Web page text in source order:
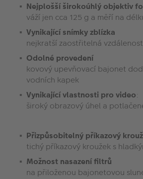
Nejplošší širokoúhlý objektiv
váží jen cca 125 g a měří na
Vynikající snímky zblízka
nejkratší zaostřitelná
Odolné provedení
kovový upevňovací bajonet
vodních kapek
Vynikající vlastnosti pro video:
široký obrazový úhel a
Přizpůsobitelný příkazový
tichý příkazový kroužek s
Možnost nasazení filtrů
na přiloženou bajonetovou